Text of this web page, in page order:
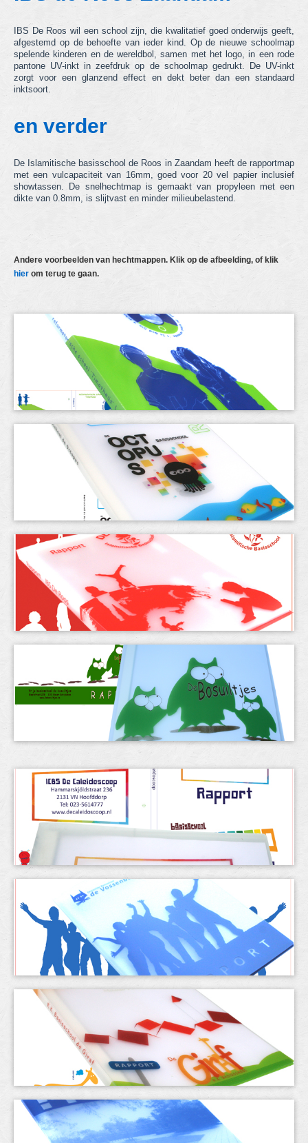
ringbandmappen
dossiermappen
docu cases
voorraad & "Kids with a Name" items
actie producten
nieuwe producten
& meer
tassen
IBS De Roos wil een school zijn, die kwalitatief goed onderwijs geeft,
afgestemd op de behoefte van ieder kind. Op de nieuwe schoolmap
spelende kinderen en de wereldbol, samen met het logo, in een rode
pantone UV-inkt in zeefdruk op de schoolmap gedrukt. De UV-inkt
zorgt voor een glanzend effect en dekt beter dan een standaard
inktsoort.
en verder
De Islamitische basisschool de Roos in Zaandam heeft de rapportmap
met een vulcapaciteit van 16mm, goed voor 20 vel papier inclusief
showtassen. De snelhechtmap is gemaakt van propyleen met een
dikte van 0.8mm, is slijtvast en minder milieubelastend.
Andere voorbeelden van hechtmappen. Klik op de afbeelding, of klik
hier om terug te gaan.